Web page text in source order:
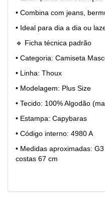
• Combina com jeans,
• Ideal para dia a dia ou
🔹 Ficha técnica padrão
• Categoria: Camiseta
• Linha: Thoux
• Modelagem: Plus Size
• Tecido: 100% Algodão
• Estampa: Capybaras
• Código interno: 4980 A
• Medidas aproximadas:
costas 67 cm